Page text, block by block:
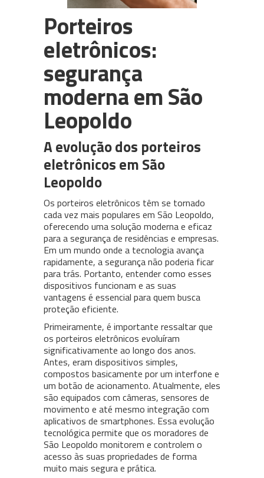
Porteiros
eletrônicos:
segurança
moderna em São
Leopoldo
A evolução dos porteiros
eletrônicos em São
Leopoldo
Os porteiros eletrônicos têm se tornado
cada vez mais populares em São Leopoldo,
oferecendo uma solução moderna e eficaz
para a segurança de residências e empresas.
Em um mundo onde a tecnologia avança
rapidamente, a segurança não poderia ficar
para trás. Portanto, entender como esses
dispositivos funcionam e as suas
vantagens é essencial para quem busca
proteção eficiente.
Primeiramente, é importante ressaltar que
os porteiros eletrônicos evoluíram
significativamente ao longo dos anos.
Antes, eram dispositivos simples,
compostos basicamente por um interfone e
um botão de acionamento. Atualmente, eles
são equipados com câmeras, sensores de
movimento e até mesmo integração com
aplicativos de smartphones. Essa evolução
tecnológica permite que os moradores de
São Leopoldo monitorem e controlem o
acesso às suas propriedades de forma
muito mais segura e prática.